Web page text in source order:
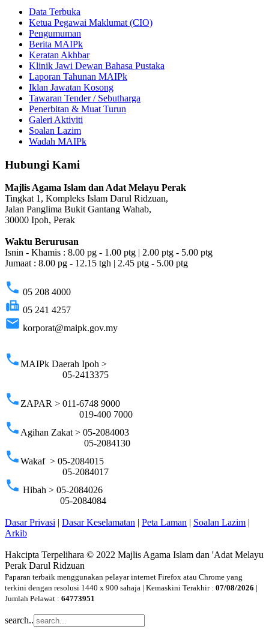
Data Terbuka
Ketua Pegawai Maklumat (CIO)
Pengumuman
Berita MAIPk
Keratan Akhbar
Klinik Jawi Dewan Bahasa Pustaka
Laporan Tahunan MAIPk
Iklan Jawatan Kosong
Tawaran Tender / Sebutharga
Penerbitan & Muat Turun
Galeri Aktiviti
Soalan Lazim
Wadah MAIPk
Hubungi Kami
Majlis Agama Islam dan Adat Melayu Perak
Tingkat 1, Kompleks Islam Darul Ridzuan,
Jalan Panglima Bukit Gantang Wahab,
30000 Ipoh, Perak
Waktu Berurusan
Isnin - Khamis : 8.00 pg - 1.00 ptg | 2.00 ptg - 5.00 ptg
Jumaat : 8.00 pg - 12.15 tgh | 2.45 ptg - 5.00 ptg
phone 05 208 4000
fax 05 241 4257
email korporat@maipk.gov.my
phoneMAIPk Daerah Ipoh >
05-2413375
phone ZAPAR > 011-6748 9000
019-400 7000
phone Agihan Zakat > 05-2084003
05-2084130
phoneWakaf > 05-2084015
05-2084017
phone Hibah > 05-2084026
05-2084084
Dasar Privasi | Dasar Keselamatan | Peta Laman | Soalan Lazim |
Arkib
Hakcipta Terpelihara © 2022 Majlis Agama Islam dan 'Adat Melayu
Perak Darul Ridzuan
Paparan terbaik menggunakan pelayar internet Firefox atau Chrome yang
terkini dengan resolusi 1440 x 900 sahaja | Kemaskini Terakhir : 07/08/2026 |
Jumlah Pelawat : 64773951
search..